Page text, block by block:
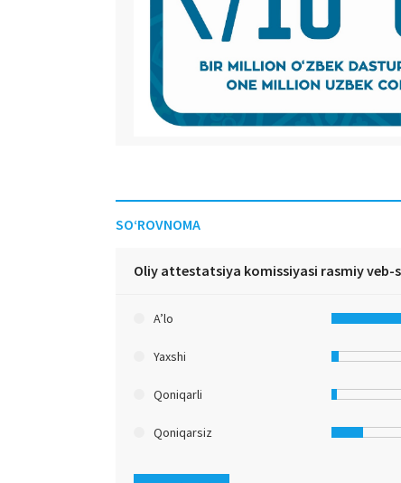
SO‘ROVNOMA
Oliy attestatsiya komissiyasi rasmiy
A’lo
Yaxshi
Qoniqarli
Qoniqarsiz